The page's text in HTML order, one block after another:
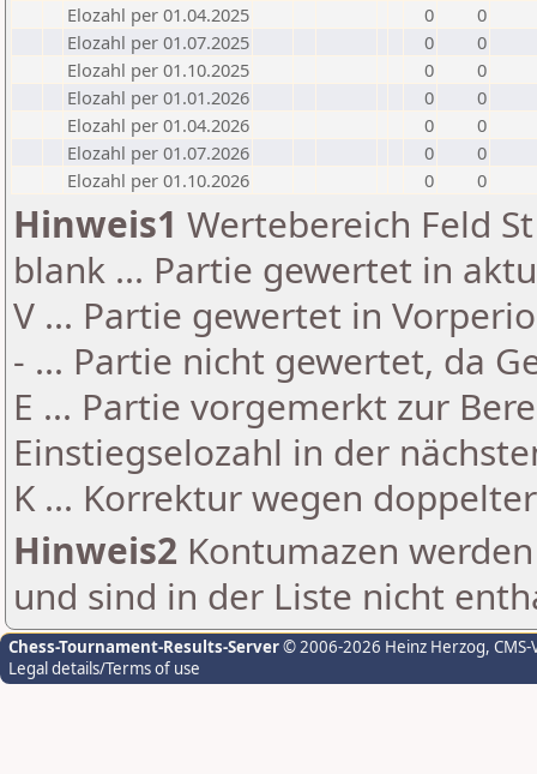
Elozahl per 01.04.2025
0
0
Elozahl per 01.07.2025
0
0
Elozahl per 01.10.2025
0
0
Elozahl per 01.01.2026
0
0
Elozahl per 01.04.2026
0
0
Elozahl per 01.07.2026
0
0
Elozahl per 01.10.2026
0 0
Hinweis1 Wertebereich Feld
blank ... Partie gewertet in
V ... Partie gewertet in
- ... Partie nicht gewertet, da
E ... Partie vorgemerkt zur
Einstiegselozahl in der
K ... Korrektur wegen
Hinweis2 Kontumazen
und sind in der Liste nicht
Chess-Tournament-Results-Server© 2006-2026 Heinz Herzog,
Legal details/Terms of use